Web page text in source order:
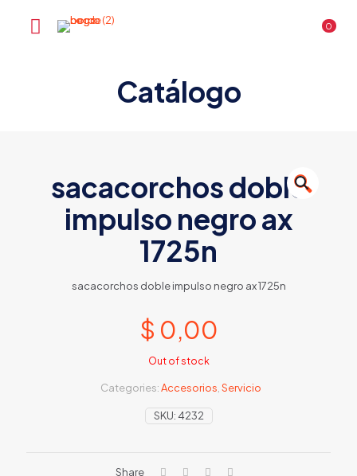
0
Catálogo
🔍
sacacorchos doble
impulso negro ax
1725n
sacacorchos doble impulso negro ax 1725n
$ 0,00
Out of stock
SKU: 4232
Categories:Accesorios Servicio
Share